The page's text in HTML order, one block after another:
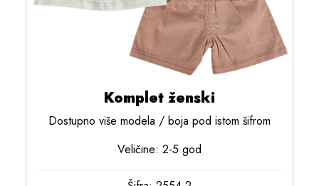
Komplet ženski
Dostupno više modela / boja pod istom šifrom
Veličine: 2-5 god